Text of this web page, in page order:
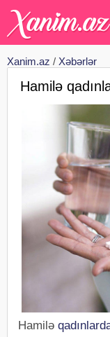
Xanim.az / Xəbərlər
Hamilə
Hamilə